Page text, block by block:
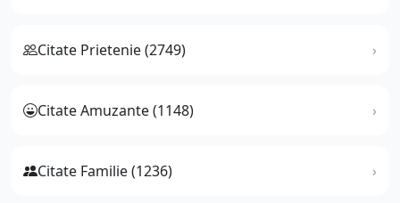
Citate Prietenie (2749)
Citate Amuzante (1148)
Citate Familie (1236)